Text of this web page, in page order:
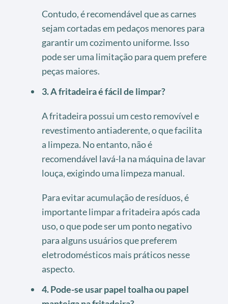
Contudo, é recomendável que as carnes
sejam cortadas em pedaços menores para
garantir um cozimento uniforme. Isso
pode ser uma limitação para quem prefere
peças maiores.
3. A fritadeira é fácil de limpar?
A fritadeira possui um cesto removível e
revestimento antiaderente, o que facilita
a limpeza. No entanto, não é
recomendável lavá-la na máquina de lavar
louça, exigindo uma limpeza manual.
Para evitar acumulação de resíduos, é
importante limpar a fritadeira após cada
uso, o que pode ser um ponto negativo
para alguns usuários que preferem
eletrodomésticos mais práticos nesse
aspecto.
4. Pode-se usar papel toalha ou papel